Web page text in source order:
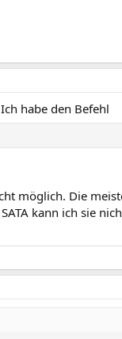
habe den Befehl
möglich. Die
kann ich sie